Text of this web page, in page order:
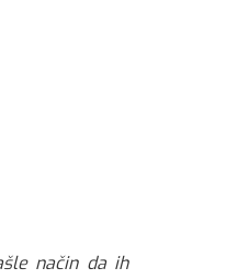
način da ih